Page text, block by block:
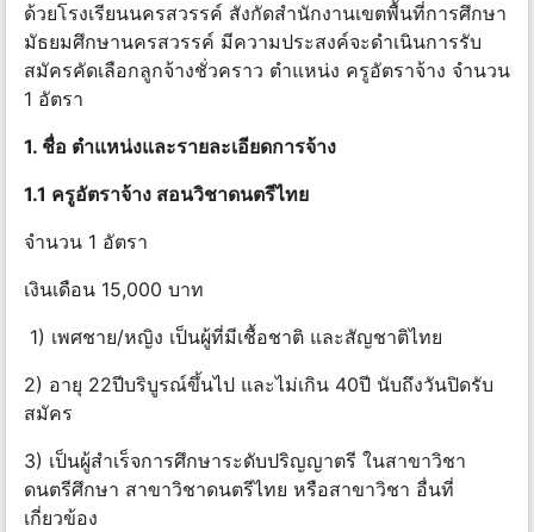
ด้วยโรงเรียนนครสวรรค์ สังกัดสํานักงานเขตพื้นที่การศึกษา
มัธยมศึกษานครสวรรค์ มีความประสงค์จะดําเนินการรับ
สมัครคัดเลือกลูกจ้างชั่วคราว ตําแหน่ง ครูอัตราจ้าง จํานวน
1 อัตรา
1. ชื่อ ตําแหน่งและรายละเอียดการจ้าง
1.1 ครูอัตราจ้าง สอนวิชาดนตรีไทย
จำนวน 1 อัตรา
เงินเดือน 15,000 บาท
1) เพศชาย/หญิง เป็นผู้ที่มีเชื้อชาติ และสัญชาติไทย
2) อายุ 22ปีบริบูรณ์ขึ้นไป และไม่เกิน 40ปี นับถึงวันปิดรับ
สมัคร
3) เป็นผู้สําเร็จการศึกษาระดับปริญญาตรี ในสาขาวิชา
ดนตรีศึกษา สาขาวิชาดนตรีไทย หรือสาขาวิชา อื่นที่
เกี่ยวข้อง